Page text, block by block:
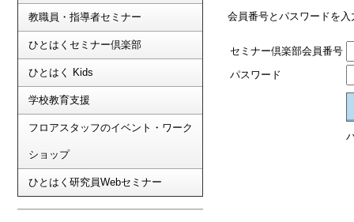
教職員・指導者セミナー
ひとはくセミナー倶楽部
ひとはく Kids
学校教育支援
フロアスタッフのイベント・ワーク
ショップ
ひとはく研究員Webセミナー
会員番号とパスワードを
セミナー倶楽部会員番号
パスワード